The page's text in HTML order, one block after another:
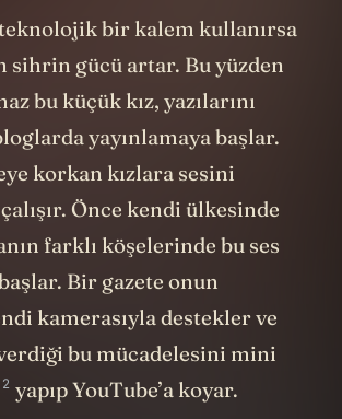
bir kalem kullanırsa
sihrin gücü artar. Bu yüzden
bu küçük kız, yazılarını
yayınlamaya başlar.
korkan kızlara sesini
Önce kendi ülkesinde
farklı köşelerinde bu ses
Bir gazete onun
kamerasıyla destekler ve
bu mücadelesini mini
2 yapıp YouTube’a koyar.